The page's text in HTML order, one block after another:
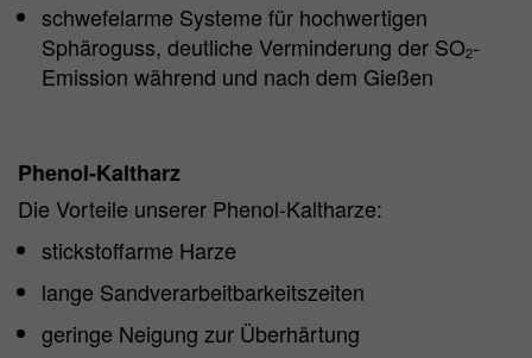
schwefelarme Systeme für hochwertigen
Sphäroguss, deutliche Verminderung der SO2-
Emission während und nach dem Gießen
Phenol-Kaltharz
Die Vorteile unserer Phenol-Kaltharze:
stickstoffarme Harze
lange Sandverarbeitbarkeitszeiten
geringe Neigung zur Überhärtung